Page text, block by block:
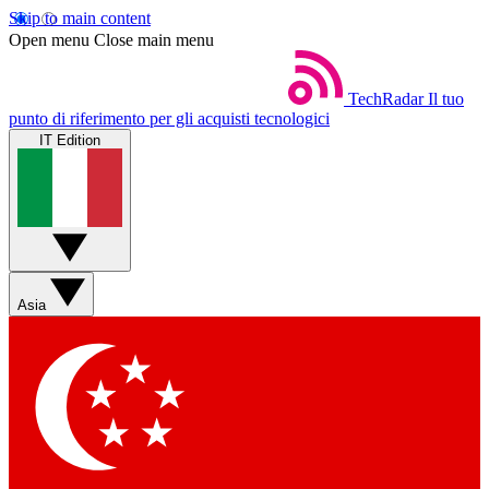
Skip to main content
Open menu Close main menu
TechRadar Il tuo
punto di riferimento per gli acquisti tecnologici
IT Edition
Asia